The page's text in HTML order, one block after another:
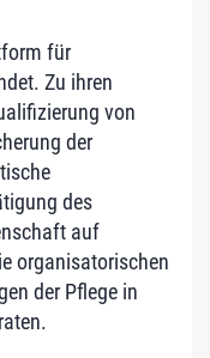
für
Zu ihren
von
der
des
auf
organisatorischen
der Pflege in